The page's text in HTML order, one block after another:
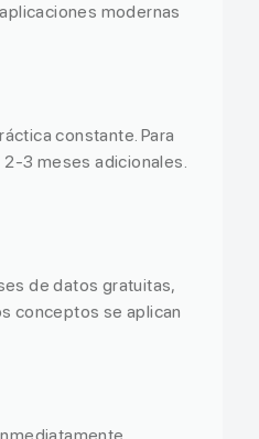
modernas
constante. Para
3 meses adicionales.
de datos gratuitas,
conceptos se aplican